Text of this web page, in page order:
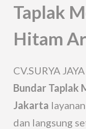
Taplak
Hitam
CV.SURYA
Bundar Taplak
Jakarta
dan langsung